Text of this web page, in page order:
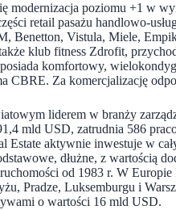
modernizacja poziomu +1 w
retail pasażu handlowo-
Benetton, Vistula, Miele,
klub fitness Zdrofit,
komfortowy,
CBRE. Za komercjalizację
liderem w branży
mld USD, zatrudnia 586
Estate aktywnie inwestuje w
dłużne, z wartością
od 1983 r. W
Pradze, Luksemburgu i
o wartości 16 mld USD.